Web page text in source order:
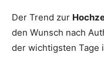
Der Trend zur
den Wunsch nach
der wichtigsten Tage